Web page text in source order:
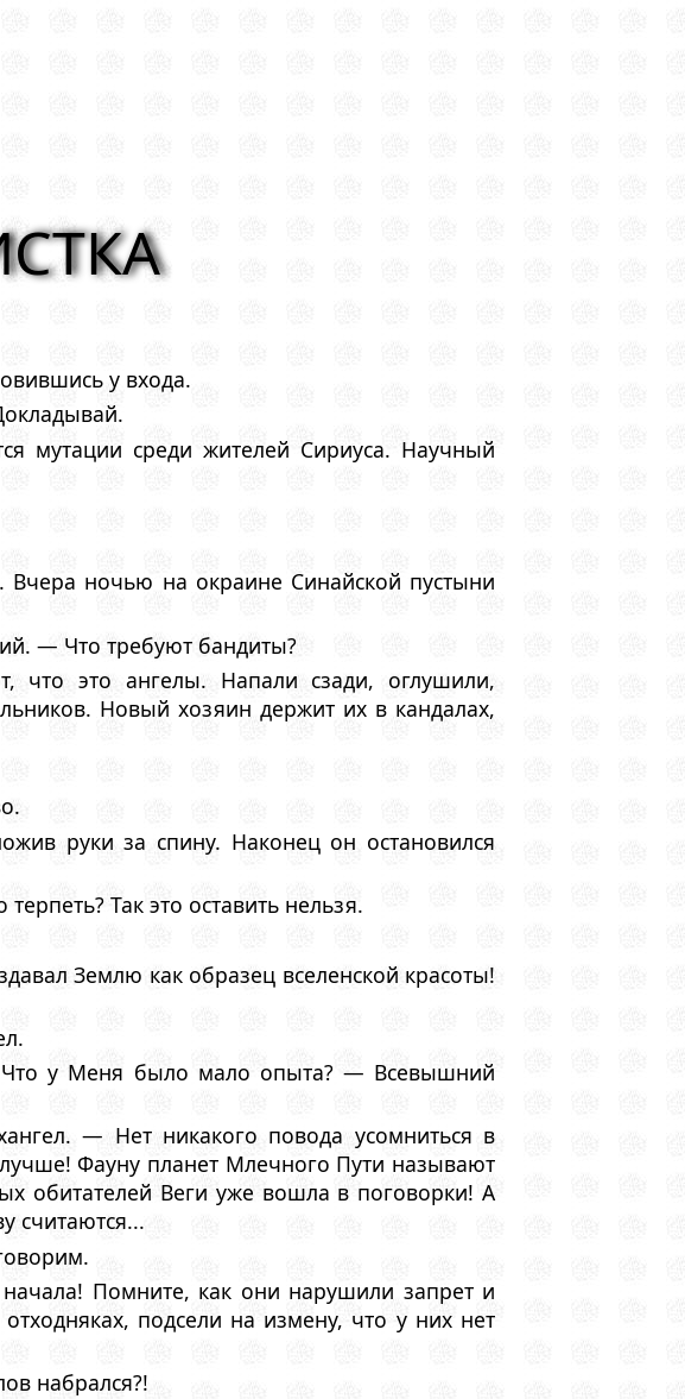
у входа.
мутации среди жителей Сириуса. Научный
ночью на окраине Синайской пустыни
— Что требуют бандиты?
это ангелы. Напали сзади, оглушили,
Новый хозяин держит их в кандалах,
руки за спину. Наконец он остановился
Так это оставить нельзя.
Землю как образец вселенской красоты!
у Меня было мало опыта? — Всевышний
— Нет никакого повода усомниться в
Фауну планет Млечного Пути называют
обитателей Веги уже вошла в поговорки! А
считаются...
Помните, как они нарушили запрет и
подсели на измену, что у них нет
набрался?!